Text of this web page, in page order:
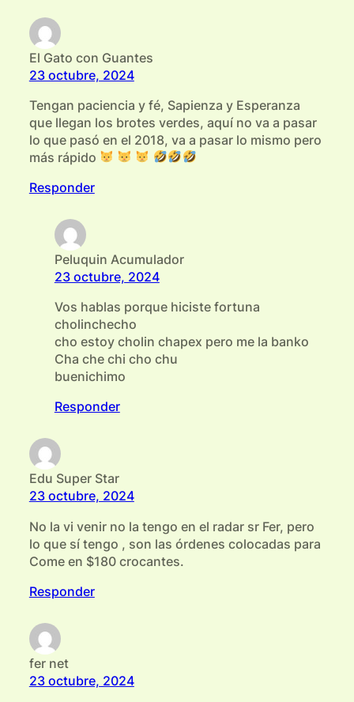
El Gato con Guantes
23 octubre, 2024
Tengan paciencia y fé, Sapienza y Esperanza
que llegan los brotes verdes, aquí no va a pasar
lo que pasó en el 2018, va a pasar lo mismo pero
más rápido
Responder
Peluquin Acumulador
23 octubre, 2024
Vos hablas porque hiciste fortuna
cholinchecho
cho estoy cholin chapex pero me la banko
Cha che chi cho chu
buenichimo
Responder
Edu Super Star
23 octubre, 2024
No la vi venir no la tengo en el radar sr Fer, pero
lo que sí tengo , son las órdenes colocadas para
Come en $180 crocantes.
Responder
fer net
23 octubre, 2024